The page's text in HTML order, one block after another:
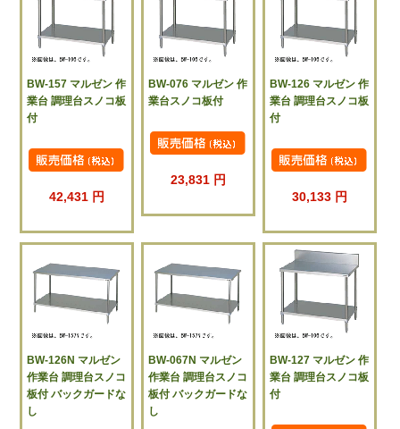
BW-157 マルゼン 作
業台 調理台スノコ板
付
42,431 円
BW-076 マルゼン 作
業台スノコ板付
23,831 円
BW-126 マルゼン 作
業台 調理台スノコ板
付
30,133 円
BW-126N マルゼン
作業台 調理台スノコ
板付 バックガードな
し
BW-067N マルゼン
作業台 調理台スノコ
板付 バックガードな
し
BW-127 マルゼン 作
業台 調理台スノコ板
付